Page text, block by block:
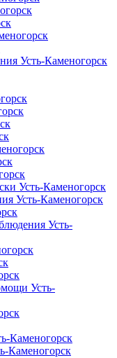
Усть-Каменогорск
Усть-Каменогорск
Усть-Каменогорск
Усть-
Усть-
Каменогорск
Каменогорск